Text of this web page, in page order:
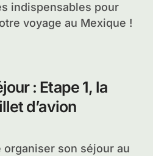
voyage au Mexique !
: Etape 1, la
d’avion